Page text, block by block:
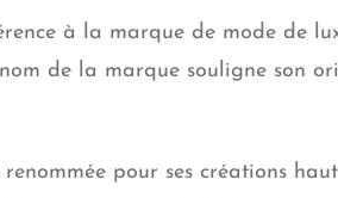
à la marque de mode de
nom de la marque souligne son
pour ses créations